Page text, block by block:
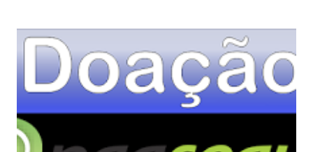
para desenhar componentes de interface de usuário padrão
(conhecidos como 'widgets'), como botões, menus e como,
para que todos os aplicativos tenham uma aparência
consistente. Até agora, a maior parte do desktop usava a
versão 2 do kit de ferramentas GTK +, mas um número
crescente de aplicativos Debian está usando GTK + 3, para